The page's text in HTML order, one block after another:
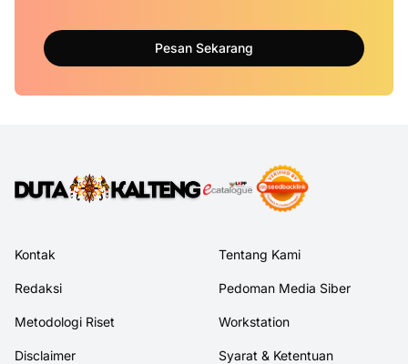
Pesan Sekarang
Kontak Tentang Kami
Redaksi Pedoman Media Siber
Metodologi Riset Workstation
Disclaimer Syarat & Ketentuan